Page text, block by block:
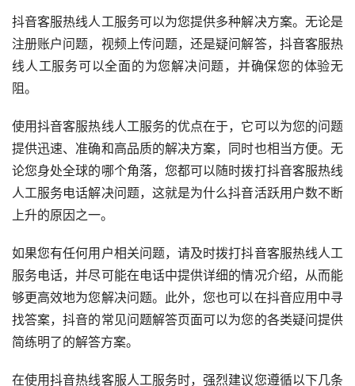
抖音客服热线人工服务可以为您提供多种解决方案。无论是
注册账户问题，视频上传问题，还是疑问解答，抖音客服热
线人工服务可以全面的为您解决问题，并确保您的体验无
阻。
使用抖音客服热线人工服务的优点在于，它可以为您的问题
提供迅速、准确和高品质的解决方案，同时也相当方便。无
论您身处全球的哪个角落，您都可以随时拨打抖音客服热线
人工服务电话解决问题，这就是为什么抖音活跃用户数不断
上升的原因之一。
如果您有任何用户相关问题，请及时拨打抖音客服热线人工
服务电话，并尽可能在电话中提供详细的情况介绍，从而能
够更高效地为您解决问题。此外，您也可以在抖音应用中寻
找答案，抖音的常见问题解答页面可以为您的各类疑问提供
简练明了的解答方案。
在使用抖音热线客服人工服务时，强烈建议您遵循以下几条